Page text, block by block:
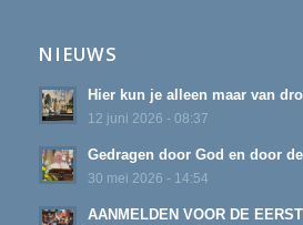
NIEUWS
Hier kun je alleen maar van
12 juni 2026 - 08:37
Gedragen door God en door
30 mei 2026 - 14:54
AANMELDEN VOOR DE